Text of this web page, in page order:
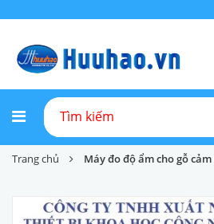
Trang chủ Máy đo độ ẩm cho gỗ